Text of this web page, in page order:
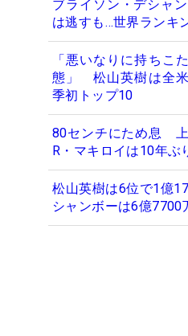
ブライソン・デシャ
は逃すも…世界ランキ
「悪いなりに持ちこ
態」 松山英樹は全
季初トップ10
80センチにため息 上
R・マキロイは10年ぶ
松山英樹は6位で1億
シャンボーは6億7700